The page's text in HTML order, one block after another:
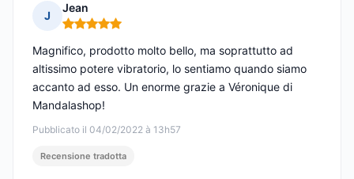
J
Jean
Nota: 5 su 5
Pubblicato il 04/02/2022 à 13h57
Magnifico, prodotto molto bello, ma soprattutto ad
altissimo potere vibratorio, lo sentiamo quando siamo
accanto ad esso. Un enorme grazie a Véronique di
Mandalashop!
Recensione tradotta